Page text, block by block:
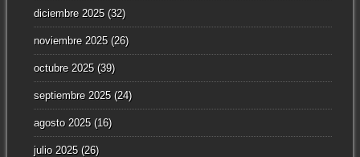
diciembre 2025(32)
noviembre 2025(26)
octubre 2025(39)
septiembre 2025(24)
agosto 2025(16)
julio 2025(26)